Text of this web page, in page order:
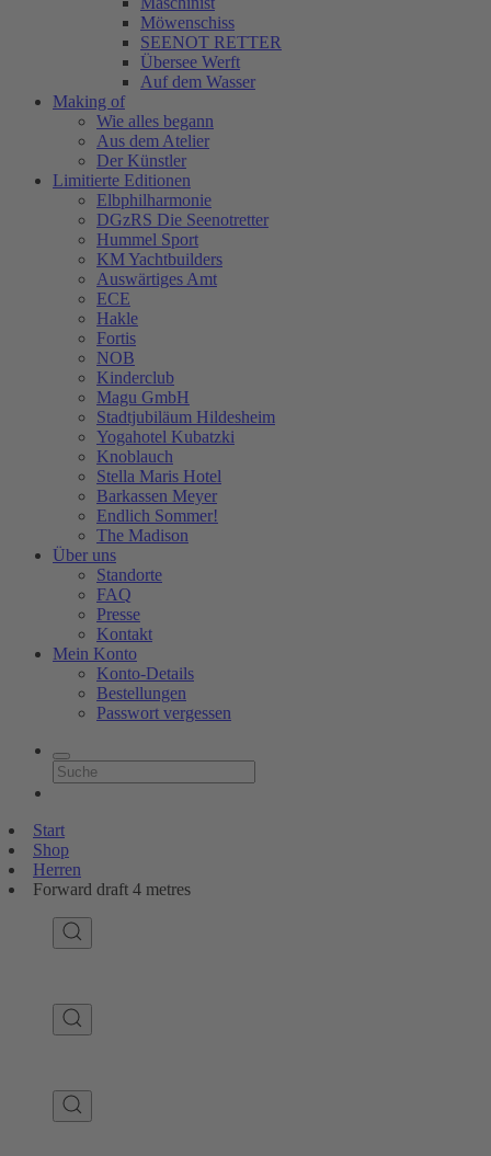
Möwenschiss
SEENOT RETTER
Übersee Werft
Auf dem Wasser
Making of
Wie alles begann
Aus dem Atelier
Der Künstler
Limitierte Editionen
Elbphilharmonie
DGzRS Die Seenotretter
Hummel Sport
KM Yachtbuilders
Auswärtiges Amt
ECE
Hakle
Fortis
NOB
Kinderclub
Magu GmbH
Stadtjubiläum Hildesheim
Yogahotel Kubatzki
Knoblauch
Stella Maris Hotel
Barkassen Meyer
Endlich Sommer!
The Madison
Über uns
Standorte
FAQ
Presse
Kontakt
Mein Konto
Konto-Details
Bestellungen
Passwort vergessen
Start
Shop
Herren
Forward draft 4 metres